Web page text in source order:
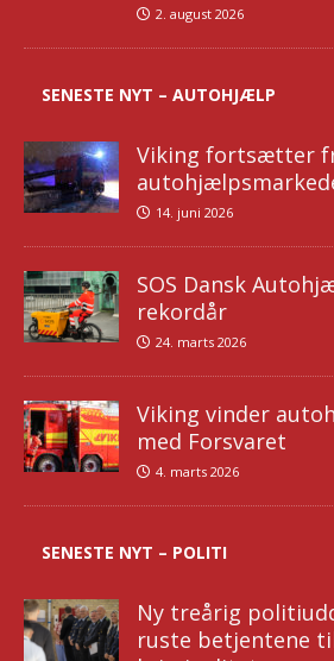
2. august 2026
SENESTE NYT – AUTOHJÆLP
Viking fortsætter
14. juni 2026
SOS Dansk
rekordår
24. marts 2026
Viking vinder
med Forsvaret
4. marts 2026
SENESTE NYT – POLITI
Ny treårig
ruste betjentene